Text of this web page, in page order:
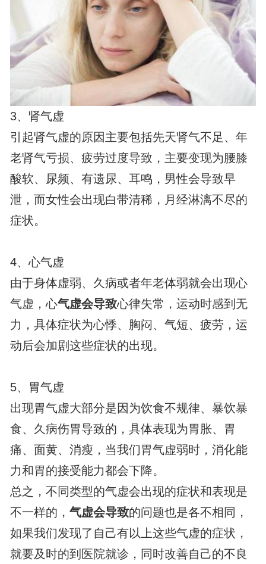
3、肾气虚
引起肾气虚的原因主要包括先天肾气不足、年
老肾气亏损、疲劳过度导致，主要变现为腰膝
酸软、尿频、有遗尿、耳鸣，男性会导致早
泄，而女性会出现白带清稀，月经淋漓不尽的
症状。
4、心气虚
由于身体虚弱、久病或者年老体弱就会出现心
气虚，心气虚会导致心律失常，运动时感到无
力，具体症状为心悸、胸闷、气短、疲劳，运
动后会加剧这些症状的出现。
5、胃气虚
出现胃气虚大部分是因为饮食不规律、暴饮暴
食、久病伤胃导致的，具体表现为胃胀、胃
痛、面黄、消瘦，当我们胃气虚弱时，消化能
力和胃的接受能力都会下降。
总之，不同类型的气虚会出现的症状和表现是
不一样的， 气虚会导致的问题也是各不相同，
如果我们发现了自己有以上这些气虚的症状，
就要及时的到医院就诊，同时改善自己的不良